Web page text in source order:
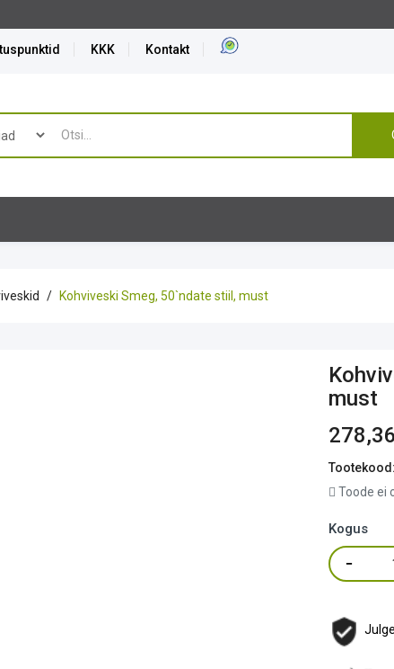
KKK
Kontakt
Kohviveski Smeg, 50`ndate stiil, must
must
Tootekood:
Toode ei
Kogus